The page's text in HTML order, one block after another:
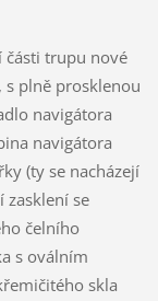
části trupu nové
plně prosklenou
navigátora
navigátora
(ty se nacházejí
se
čelního
s oválním
skla